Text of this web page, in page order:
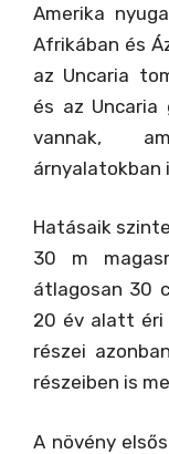
Amerika
Afrikában és
az Uncaria
és az Uncaria
vannak,
árnyalatokban
Hatásaik
30 m
átlagosan 30
20 év alatt éri
részei
részeiben is
A növény